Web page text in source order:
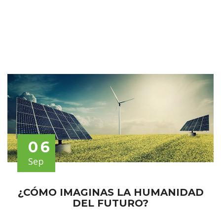
06
Sep
¿CÓMO IMAGINAS LA HUMANIDAD
DEL FUTURO?